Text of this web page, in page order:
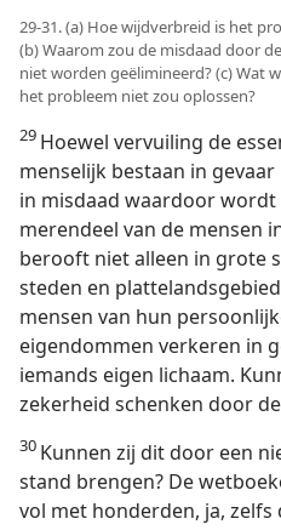
29-31. (a) Hoe wijdverbreid is het
(b) Waarom zou de misdaad door
niet worden geëlimineerd? (c) Wat
het probleem niet zou oplossen?
29 Hoewel vervuiling de
menselijk bestaan in
in misdaad waardoor
merendeel van de mensen
berooft niet alleen in grote
steden en
mensen van hun
eigendommen verkeren in
iemands eigen lichaam.
zekerheid schenken door
30 Kunnen zij dit door een
stand brengen? De
vol met honderden, ja, zelfs